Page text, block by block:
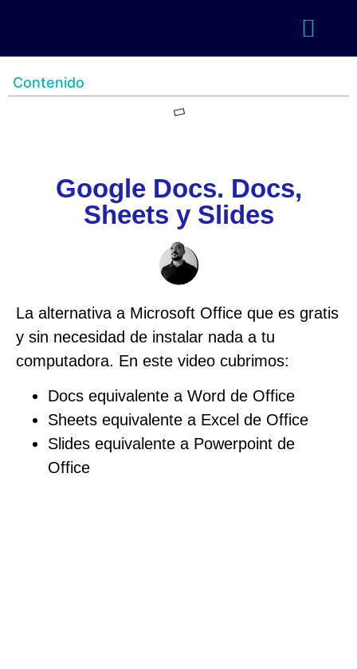
Contenido
Google Docs. Docs,
Sheets y Slides
La alternativa a Microsoft Office que es gratis
y sin necesidad de instalar nada a tu
computadora. En este video cubrimos:
Docs equivalente a Word de Office
Sheets equivalente a Excel de Office
Slides equivalente a Powerpoint de
Office